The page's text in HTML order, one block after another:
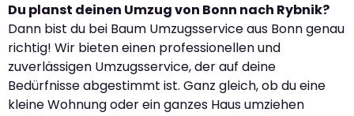
Du planst deinen Umzug von Bonn nach Rybnik?
Dann bist du bei Baum Umzugsservice aus Bonn genau
richtig! Wir bieten einen professionellen und
zuverlässigen Umzugsservice, der auf deine
Bedürfnisse abgestimmt ist. Ganz gleich, ob du eine
kleine Wohnung oder ein ganzes Haus umziehen